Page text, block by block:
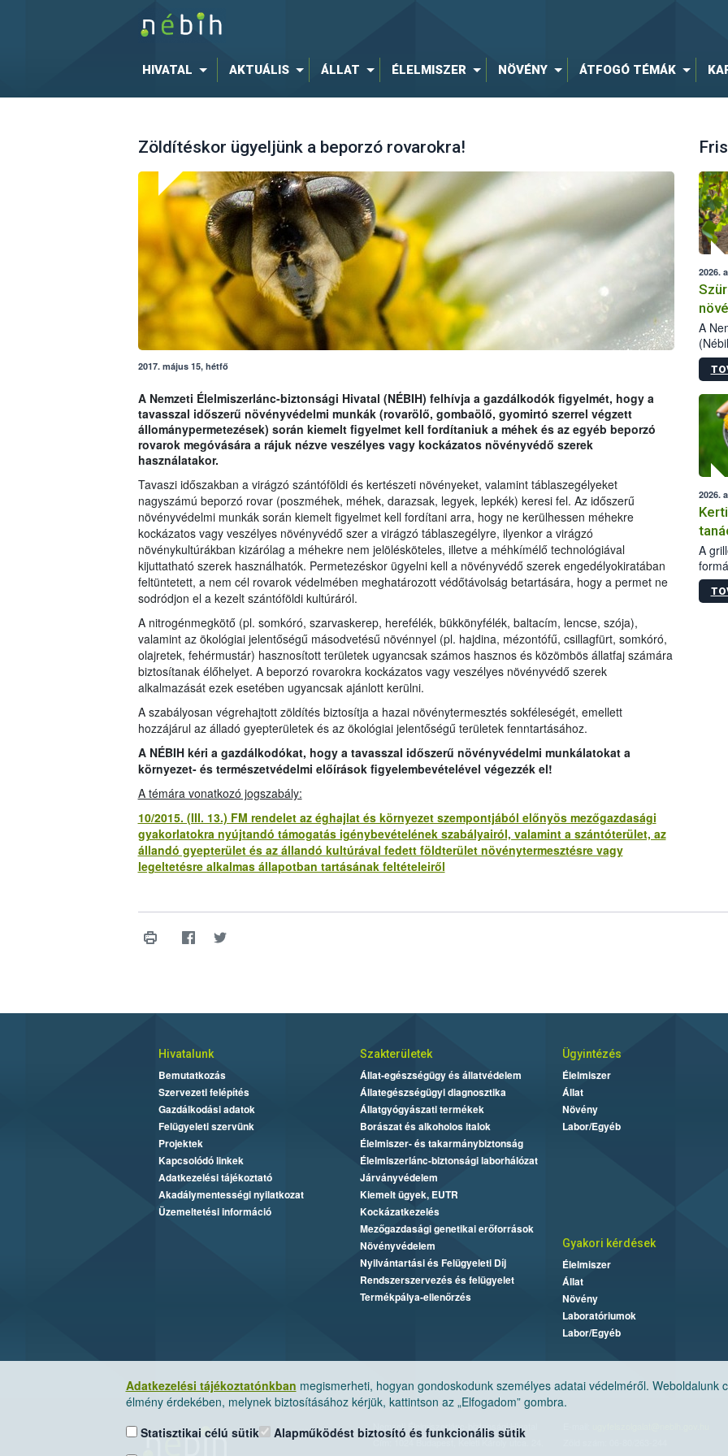
HIVATAL AKTUÁLIS ÁLLAT ÉLELMISZER NÖVÉNY ÁTFOGÓ TÉMÁK
Zöldítéskor ügyeljünk a beporzó rovarokra!
2017. május 15, hétfő
A Nemzeti Élelmiszerlánc-biztonsági Hivatal (NÉBIH) felhívja a gazdálkodók figyelmét, hogy a
tavasszal időszerű növényvédelmi munkák (rovarölő, gombaölő, gyomirtó szerrel végzett
állománypermetezések) során kiemelt figyelmet kell fordítaniuk a méhek és az egyéb beporzó
rovarok megóvására a rájuk nézve veszélyes vagy kockázatos növényvédő szerek
használatakor.
Tavaszi időszakban a virágzó szántóföldi és kertészeti növényeket, valamint táblaszegélyeket
nagyszámú beporzó rovar (poszméhek, méhek, darazsak, legyek, lepkék) keresi fel. Az időszerű
növényvédelmi munkák során kiemelt figyelmet kell fordítani arra, hogy ne kerülhessen méhekre
kockázatos vagy veszélyes növényvédő szer a virágzó táblaszegélyre, ilyenkor a virágzó
növénykultúrákban kizárólag a méhekre nem jelölésköteles, illetve a méhkímélő technológiával
kijuttatható szerek használhatók. Permetezéskor ügyelni kell a növényvédő szerek engedélyokiratában
feltüntetett, a nem cél rovarok védelmében meghatározott védőtávolság betartására, hogy a permet ne
sodródjon el a kezelt szántóföldi kultúráról.
A nitrogénmegkötő (pl. somkóró, szarvaskerep, herefélék, bükkönyfélék, baltacím, lencse, szója),
valamint az ökológiai jelentőségű másodvetésű növénnyel (pl. hajdina, mézontófű, csillagfürt, somkóró,
olajretek, fehérmustár) hasznosított területek ugyancsak számos hasznos és közömbös állatfaj számára
biztosítanak élőhelyet. A beporzó rovarokra kockázatos vagy veszélyes növényvédő szerek
alkalmazását ezek esetében ugyancsak ajánlott kerülni.
A szabályosan végrehajtott zöldítés biztosítja a hazai növénytermesztés sokféleségét, emellett
hozzájárul az álladó gyepterületek és az ökológiai jelentőségű területek fenntartásához.
A NÉBIH kéri a gazdálkodókat, hogy a tavasszal időszerű növényvédelmi munkálatokat a
környezet- és természetvédelmi előírások figyelembevételével végezzék el!
A témára vonatkozó jogszabály:
10/2015. (III. 13.) FM rendelet az éghajlat és környezet szempontjából előnyös mezőgazdasági
gyakorlatokra nyújtandó támogatás igénybevételének szabályairól, valamint a szántóterület, az
állandó gyepterület és az állandó kultúrával fedett földterület növénytermesztésre vagy
legeltetésre alkalmas állapotban tartásának feltételeiről
2026.
A
Az
2026.
A
Adatkezelési tájékoztatónkban megismerheti, hogyan gondoskodunk személyes adatai védelméről. Weboldalunk
élmény érdekében, melynek biztosításához kérjük, kattintson az „Elfogadom” gombra.
Statisztikai célú sütik
Alapműködést biztosító és funkcionális sütik
Hivatalunk
Bemutatkozás
Szervezeti felépítés
Gazdálkodási adatok
Felügyeleti szervünk
Projektek
Kapcsolódó linkek
Adatkezelési tájékoztató
Akadálymentességi nyilatkozat
Üzemeltetési információ
Szakterületek
Állat-egészségügy és állatvédelem
Állategészségügyi diagnosztika
Állatgyógyászati termékek
Borászat és alkoholos italok
Élelmiszer- és takarmánybiztonság
Élelmiszerlánc-biztonsági laborhálózat
Járványvédelem
Kiemelt ügyek, EUTR
Kockázatkezelés
Mezőgazdasági genetikai erőforrások
Növényvédelem
Nyilvántartási és Felügyeleti Díj
Rendszerszervezés és felügyelet
Termékpálya-ellenőrzés
Ügyintézés
Élelmiszer
Állat
Növény
Labor/Egyéb
Gyakori kérdések
Élelmiszer
Állat
Növény
Laboratóriumok
Labor/Egyéb
Nemzeti Élelmiszerlánc-biztonsági Hivatal